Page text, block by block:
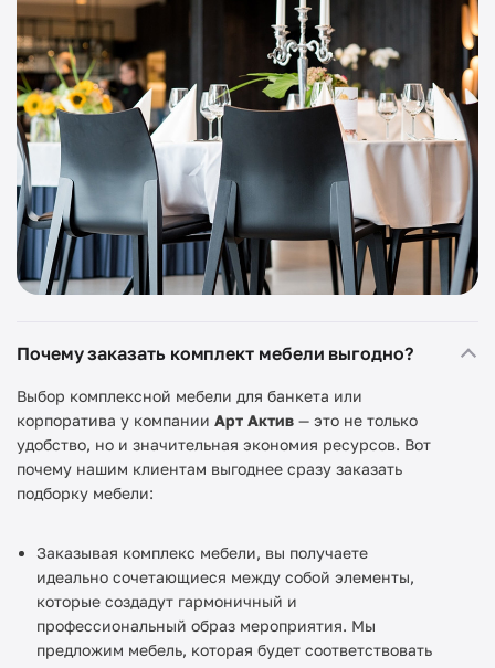
Почему заказать комплект мебели выгодно?
Выбор комплексной мебели для банкета или
корпоратива у компании Арт Актив — это не только
удобство, но и значительная экономия ресурсов. Вот
почему нашим клиентам выгоднее сразу заказать
подборку мебели:
Заказывая комплекс мебели, вы получаете
идеально сочетающиеся между собой элементы,
которые создадут гармоничный и
профессиональный образ мероприятия. Мы
предложим мебель, которая будет соответствовать